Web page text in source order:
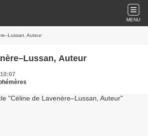
MENU
Auteur
Auteur